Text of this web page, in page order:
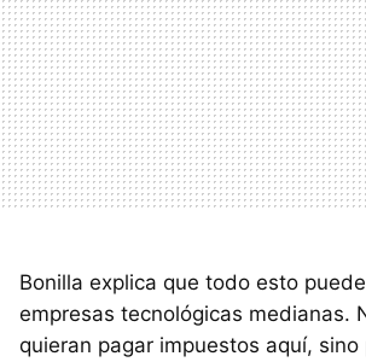
Bonilla explica que todo esto
empresas tecnológicas medianas.
quieran pagar impuestos aquí, sino